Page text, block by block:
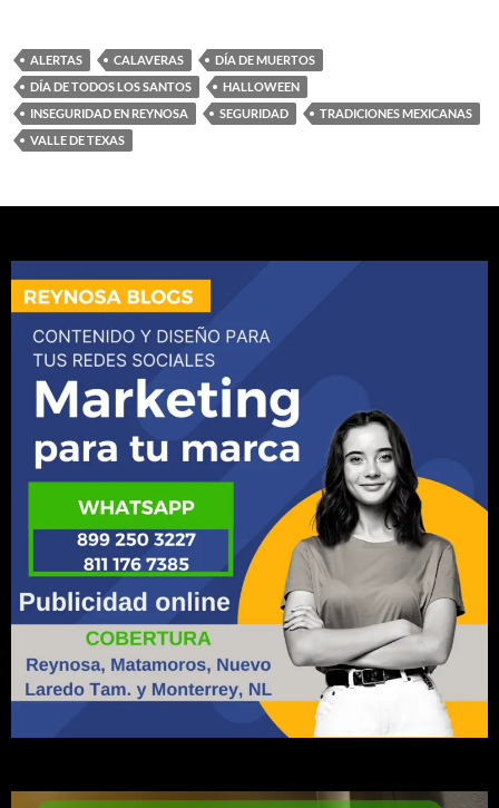
ALERTAS CALAVERAS
DÍA DE MUERTOS
DÍA DE TODOS LOS SANTOS
HALLOWEEN
INSEGURIDAD EN REYNOSA
SEGURIDAD
TRADICIONES MEXICANAS
VALLE DE TEXAS